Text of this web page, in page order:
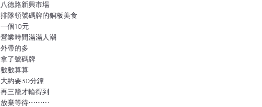
八德路新興市場
排隊領號碼牌的銅板美食
一個10元
營業時間滿滿人潮
外帶的多
拿了號碼牌
數數算算
大約要30分鐘
再三籠才輪得到
放棄等待⋯⋯⋯